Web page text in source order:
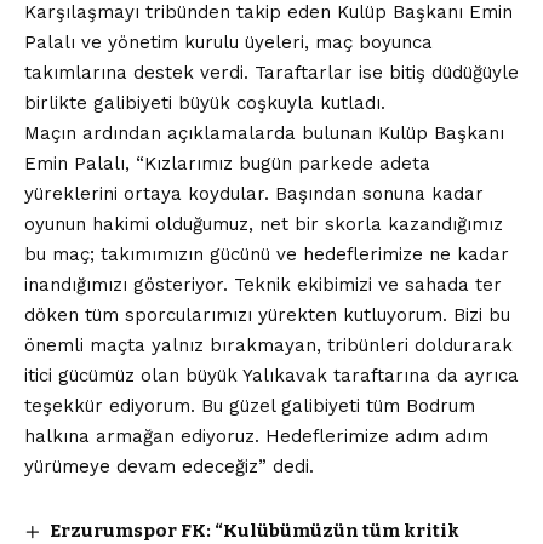
Karşılaşmayı tribünden takip eden Kulüp Başkanı Emin
Palalı ve yönetim kurulu üyeleri, maç boyunca
takımlarına destek verdi. Taraftarlar ise bitiş düdüğüyle
birlikte galibiyeti büyük coşkuyla kutladı.
Maçın ardından açıklamalarda bulunan Kulüp Başkanı
Emin Palalı, “Kızlarımız bugün parkede adeta
yüreklerini ortaya koydular. Başından sonuna kadar
oyunun hakimi olduğumuz, net bir skorla kazandığımız
bu maç; takımımızın gücünü ve hedeflerimize ne kadar
inandığımızı gösteriyor. Teknik ekibimizi ve sahada ter
döken tüm sporcularımızı yürekten kutluyorum. Bizi bu
önemli maçta yalnız bırakmayan, tribünleri doldurarak
itici gücümüz olan büyük Yalıkavak taraftarına da ayrıca
teşekkür ediyorum. Bu güzel galibiyeti tüm Bodrum
halkına armağan ediyoruz. Hedeflerimize adım adım
yürümeye devam edeceğiz” dedi.
Erzurumspor FK: “Kulübümüzün tüm kritik